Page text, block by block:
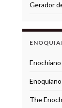
Gerador
Enochiano
The